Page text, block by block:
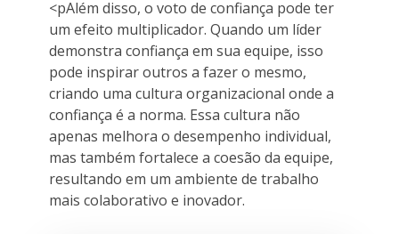
<pAlém disso, o voto de confiança pode ter
um efeito multiplicador. Quando um líder
demonstra confiança em sua equipe, isso
pode inspirar outros a fazer o mesmo,
criando uma cultura organizacional onde a
confiança é a norma. Essa cultura não
apenas melhora o desempenho individual,
mas também fortalece a coesão da equipe,
resultando em um ambiente de trabalho
mais colaborativo e inovador.